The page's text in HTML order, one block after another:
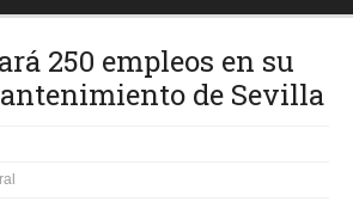
250 empleos en su
de Sevilla